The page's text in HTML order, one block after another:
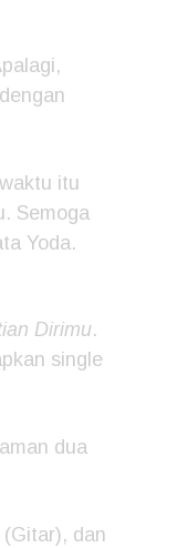
itu
Semoga
Yoda.
Dirimu.
single
dua
dan